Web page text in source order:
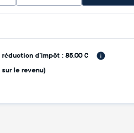
d'impôt : 85.00 €
le revenu)